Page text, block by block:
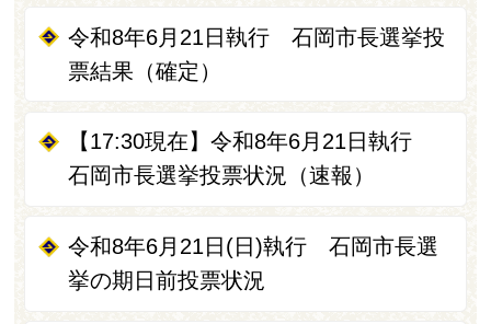
令和8年6月21日執行 石岡市長選挙投
票結果（確定）
【17:30現在】令和8年6月21日執行
石岡市長選挙投票状況（速報）
令和8年6月21日(日)執行 石岡市長選
挙の期日前投票状況